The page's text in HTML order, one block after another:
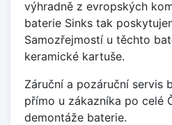
výhradně z evropských
baterie Sinks tak
Samozřejmostí u těchto
keramické kartuše.
Záruční a pozáruční servis
přímo u zákazníka po celé
demontáže baterie.